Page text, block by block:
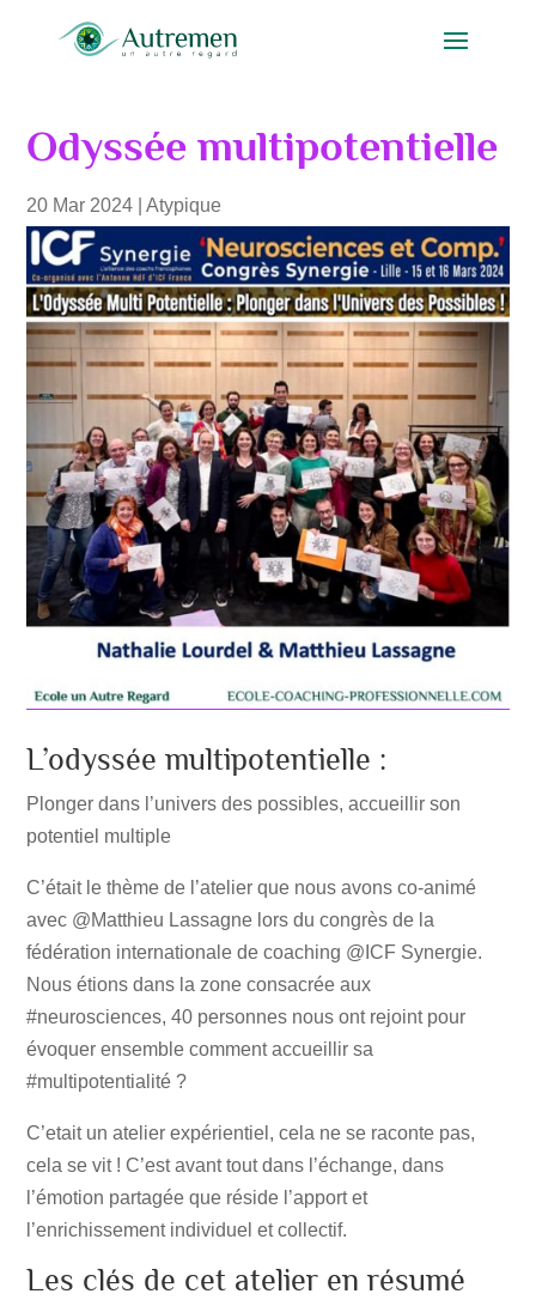
Odyssée multipotentielle
20 Mar 2024 |Atypique
L’odyssée multipotentielle :
Plonger dans l’univers des possibles, accueillir son
potentiel multiple
C’était le thème de l’atelier que nous avons co-animé
avec @Matthieu Lassagne lors du congrès de la
fédération internationale de coaching @ICF Synergie.
Nous étions dans la zone consacrée aux
#neurosciences, 40 personnes nous ont rejoint pour
évoquer ensemble comment accueillir sa
#multipotentialité ?
C’etait un atelier expérientiel, cela ne se raconte pas,
cela se vit ! C’est avant tout dans l’échange, dans
l’émotion partagée que réside l’apport et
l’enrichissement individuel et collectif.
Les clés de cet atelier en résumé